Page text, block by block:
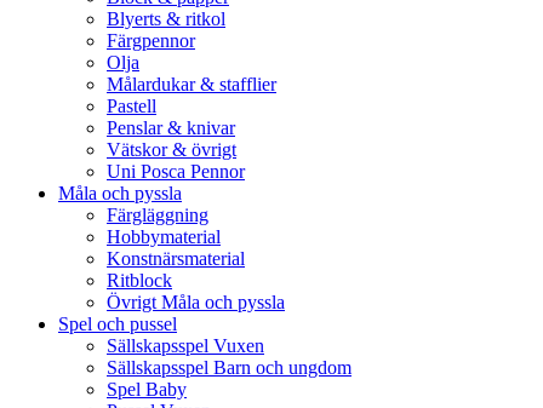
Blyerts & ritkol
Färgpennor
Olja
Målardukar & stafflier
Pastell
Penslar & knivar
Vätskor & övrigt
Uni Posca Pennor
Måla och pyssla
Färgläggning
Hobbymaterial
Konstnärsmaterial
Ritblock
Övrigt Måla och pyssla
Spel och pussel
Sällskapsspel Vuxen
Sällskapsspel Barn och ungdom
Spel Baby